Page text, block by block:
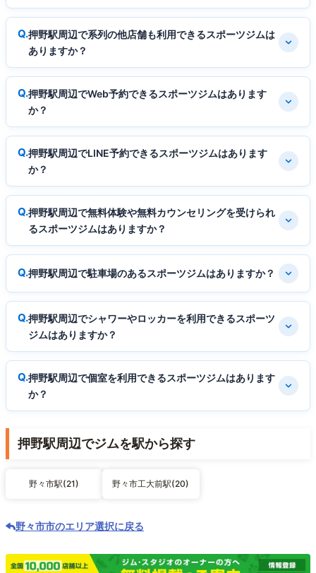
押野駅周辺で系列の他店舗も利用できるスポーツジムは
ありますか？
押野駅周辺でWeb予約できるスポーツジムはあります
か？
押野駅周辺でLINE予約できるスポーツジムはあります
か？
押野駅周辺で無料体験や無料カウンセリングを受けられ
るスポーツジムはありますか？
押野駅周辺で駐車場のあるスポーツジムはありますか？
押野駅周辺でシャワーやロッカーを利用できるスポーツ
ジムはありますか？
押野駅周辺で個室を利用できるスポーツジムはあります
か？
押野駅周辺でジムを駅から探す
野々市駅(21) 野々市工大前駅(20)
野々市市のエリア選択に戻る